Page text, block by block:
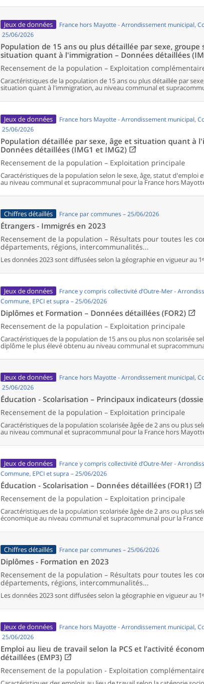
Jeux de données
France hors Mayotte - Arrondissement municipal,
25/06/2026
Population de 15 ans ou plus détaillée par sexe, groupe
situation quant à l'immigration – Données détaillées
Recensement de la population – Exploitation
Caractéristiques de la population de 15 ans ou plus détaillée par
situation quant à l'immigration, au niveau communal et
Jeux de données
France hors Mayotte - Arrondissement municipal,
25/06/2026
Population détaillée par sexe, âge et situation quant à
Données détaillées (IMG1 et IMG2)
Recensement de la population – Exploitation principale
Caractéristiques de la population selon le sexe, âge, statut
au niveau communal et supracommunal pour la France hors
Chiffres détaillés France par communes – 25/06/2026
Étrangers - Immigrés en 2023
Recensement de la population – Résultats pour toutes les
départements, régions, intercommunalités...
Les données 2023 sont diffusées selon la géographie en vigueur au
Jeux de données
France y compris collectivité d’Outre-Mer -
Commune, EPCI et supra – 25/06/2026
Diplômes et Formation – Données détaillées (FOR2)
Recensement de la population – Exploitation principale
Caractéristiques de la population de 15 ans ou plus non scolarisée
diplôme le plus élevé obtenu au niveau communal et
Jeux de données
France hors Mayotte - Arrondissement municipal,
25/06/2026
Éducation - Scolarisation – Principaux indicateurs
Recensement de la population – Exploitation principale
Caractéristiques de la population scolarisée âgée de 2 ans ou plus
au niveau communal et supracommunal pour la France hors
Jeux de données
France y compris collectivité d’Outre-Mer -
Commune, EPCI et supra – 25/06/2026
Éducation - Scolarisation – Données détaillées (FOR1)
Recensement de la population – Exploitation principale
Caractéristiques de la population scolarisée âgée de 2 ans ou plus
économique au niveau communal et supracommunal pour la
Chiffres détaillés France par communes – 25/06/2026
Diplômes - Formation en 2023
Recensement de la population – Résultats pour toutes les
départements, régions, intercommunalités...
Les données 2023 sont diffusées selon la géographie en vigueur au
Jeux de données
France hors Mayotte - Arrondissement municipal,
25/06/2026
Emploi au lieu de travail selon la PCS et l’activité
détaillées (EMP3)
Recensement de la population - Exploitation complémentaire